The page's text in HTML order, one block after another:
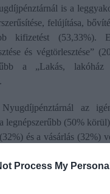
Process My Personal
is a
felújítása,
kifizetést (53,33%).
és végtörlesztése”
a „Lakás, lakóház
az
legnépszerűbb (50%
és a vásárlás (32%)